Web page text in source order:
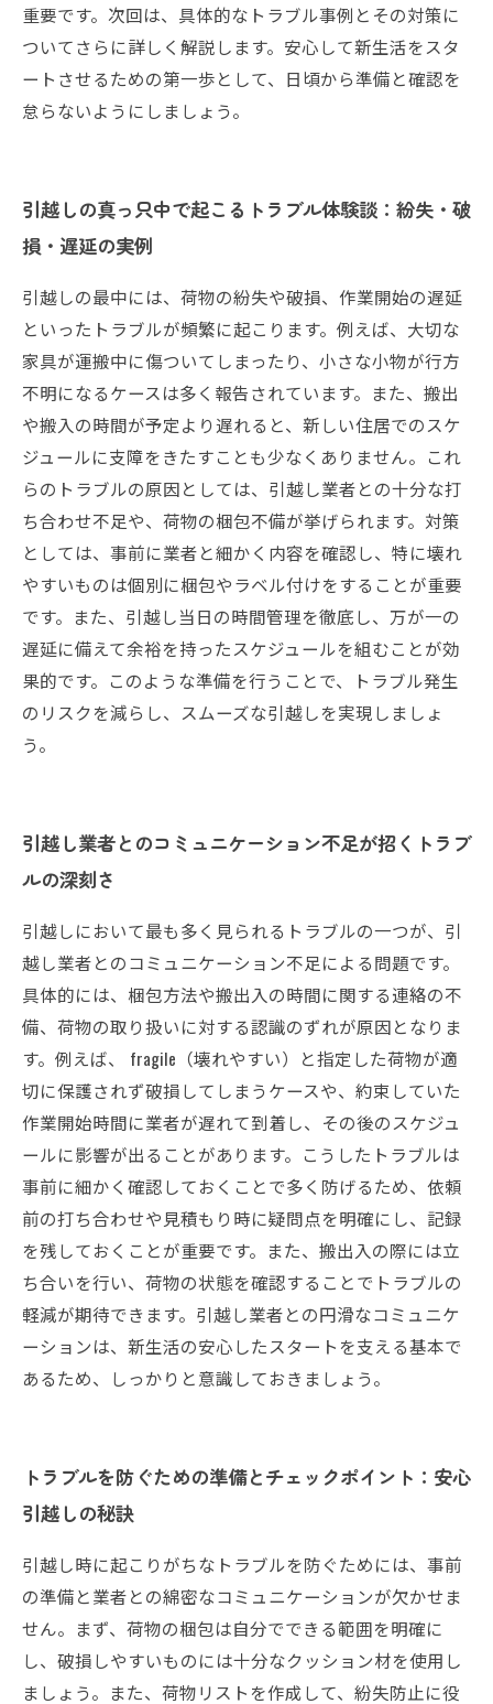
重要です。次回は、具体的なトラブル事例とその対策に
ついてさらに詳しく解説します。安心して新生活をスタ
ートさせるための第一歩として、日頃から準備と確認を
怠らないようにしましょう。
引越しの真っ只中で起こるトラブル体験談：紛失・破
損・遅延の実例
引越しの最中には、荷物の紛失や破損、作業開始の遅延
といったトラブルが頻繁に起こります。例えば、大切な
家具が運搬中に傷ついてしまったり、小さな小物が行方
不明になるケースは多く報告されています。また、搬出
や搬入の時間が予定より遅れると、新しい住居でのスケ
ジュールに支障をきたすことも少なくありません。これ
らのトラブルの原因としては、引越し業者との十分な打
ち合わせ不足や、荷物の梱包不備が挙げられます。対策
としては、事前に業者と細かく内容を確認し、特に壊れ
やすいものは個別に梱包やラベル付けをすることが重要
です。また、引越し当日の時間管理を徹底し、万が一の
遅延に備えて余裕を持ったスケジュールを組むことが効
果的です。このような準備を行うことで、トラブル発生
のリスクを減らし、スムーズな引越しを実現しましょ
う。
引越し業者とのコミュニケーション不足が招くトラブ
ルの深刻さ
引越しにおいて最も多く見られるトラブルの一つが、引
越し業者とのコミュニケーション不足による問題です。
具体的には、梱包方法や搬出入の時間に関する連絡の不
備、荷物の取り扱いに対する認識のずれが原因となりま
す。例えば、 fragile（壊れやすい）と指定した荷物が適
切に保護されず破損してしまうケースや、約束していた
作業開始時間に業者が遅れて到着し、その後のスケジュ
ールに影響が出ることがあります。こうしたトラブルは
事前に細かく確認しておくことで多く防げるため、依頼
前の打ち合わせや見積もり時に疑問点を明確にし、記録
を残しておくことが重要です。また、搬出入の際には立
ち合いを行い、荷物の状態を確認することでトラブルの
軽減が期待できます。引越し業者との円滑なコミュニケ
ーションは、新生活の安心したスタートを支える基本で
あるため、しっかりと意識しておきましょう。
トラブルを防ぐための準備とチェックポイント：安心
引越しの秘訣
引越し時に起こりがちなトラブルを防ぐためには、事前
の準備と業者との綿密なコミュニケーションが欠かせま
せん。まず、荷物の梱包は自分でできる範囲を明確に
し、破損しやすいものには十分なクッション材を使用し
ましょう。また、荷物リストを作成して、紛失防止に役